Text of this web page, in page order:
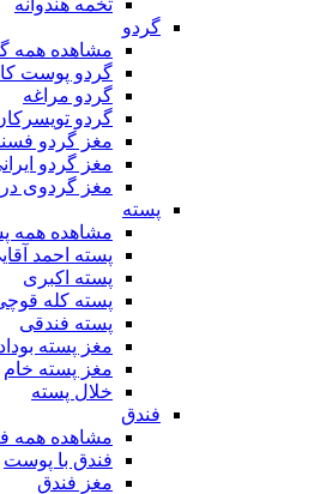
تخمه هندوانه
گردو
مشاهده همه
گردو پوست
گردو مراغه
گردو
مغز گردو
مغز گردو
مغز گردوی
پسته
مشاهده همه
پسته احمد
پسته اکبری
پسته کله
پسته فندقی
مغز پسته
مغز پسته خام
خلال پسته
فندق
مشاهده همه
فندق با پوست
مغز فندق